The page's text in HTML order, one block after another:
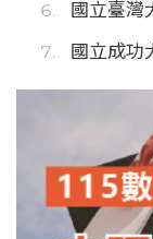
國立臺灣
國立成功